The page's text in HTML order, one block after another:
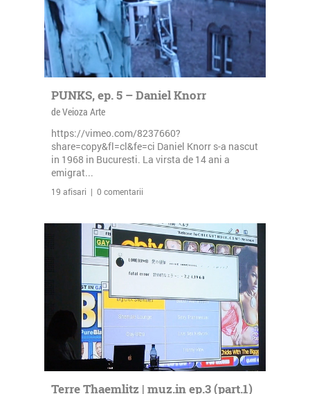
PUNKS, ep. 5 – Daniel Knorr
de Veioza Arte
https://vimeo.com/8237660?
share=copy&fl=cl&fe=ci Daniel Knorr s-a nascut
in 1968 in Bucuresti. La virsta de 14 ani a
emigrat...
19 afisari | 0 comentarii
Terre Thaemlitz | muz.in ep.3 (part.1)